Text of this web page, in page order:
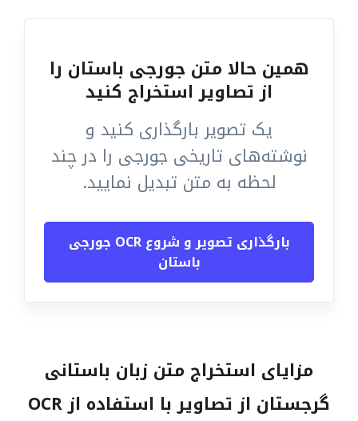
همین حالا متن جورجی باستان را
از تصاویر استخراج کنید
یک تصویر بارگذاری کنید و
نوشته‌های تاریخی جورجی را در چند
لحظه به متن تبدیل نمایید.
بارگذاری تصویر و شروع OCR جورجی
باستان
مزایای استخراج متن زبان باستانی
گرجستان از تصاویر با استفاده از OCR